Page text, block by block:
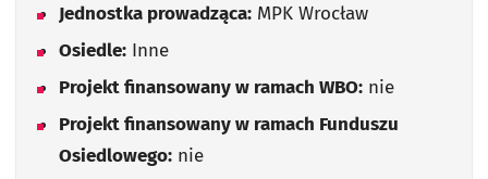
Jednostka prowadząca: MPK Wrocław
Osiedle: Inne
Projekt finansowany w ramach WBO: nie
Projekt finansowany w ramach Funduszu
Osiedlowego: nie